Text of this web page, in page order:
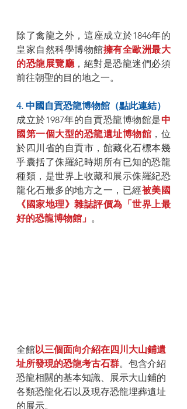
除了禽龍之外，這座成立於1846年的
皇家自然科學博物館擁有全歐洲最大
的恐龍展覽廳 ，絕對是恐龍迷們必須
前往朝聖的目的地之一。
4. 中國自貢恐龍博物館（點此連結）
成立於1987年的自貢恐龍博物館是中
國第一個大型的恐龍遺址博物館 ，位
於四川省的自貢市，館藏化石標本幾
乎囊括了侏羅紀時期所有已知的恐龍
種類，是世界上收藏和展示侏羅紀恐
龍化石最多的地方之一，已經被美國
《國家地理》雜誌評價為「世界上最
好的恐龍博物館」 。
全館以三個面向介紹在四川大山鋪遺
址所發現的恐龍考古石群。包含介紹
恐龍相關的基本知識、展示大山鋪的
各類恐龍化石以及現存恐龍埋葬遺址
的展示。